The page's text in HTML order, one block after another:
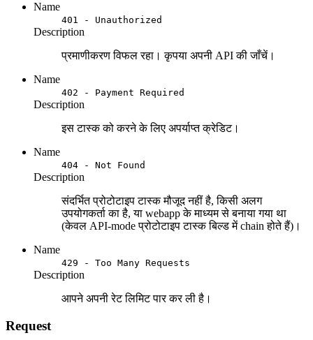
Name
401 - Unauthorized
Description
प्रमाणीकरण विफल रहा। कृपया अपनी API की जाँचें।
Name
402 - Payment Required
Description
इस टास्क को करने के लिए अपर्याप्त क्रेडिट।
Name
404 - Not Found
Description
संदर्भित प्रोटोटाइप टास्क मौजूद नहीं है, किसी अलग
उपयोगकर्ता का है, या webapp के माध्यम से बनाया गया था
(केवल API-mode प्रोटोटाइप टास्क बिल्ड में chain होते हैं)।
Name
429 - Too Many Requests
Description
आपने अपनी रेट लिमिट पार कर ली है।
Request